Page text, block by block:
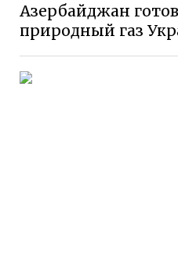
Азербайджан
природный газ